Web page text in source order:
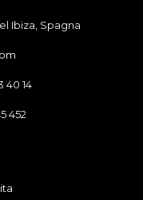
Ibiza, Spagna
40 14
452